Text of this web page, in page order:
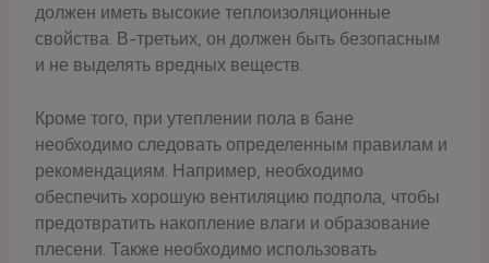
должен иметь высокие теплоизоляционные
свойства. В-третьих, он должен быть безопасным
и не выделять вредных веществ.
Кроме того, при утеплении пола в бане
необходимо следовать определенным правилам и
рекомендациям. Например, необходимо
обеспечить хорошую вентиляцию подпола, чтобы
предотвратить накопление влаги и образование
плесени. Также необходимо использовать